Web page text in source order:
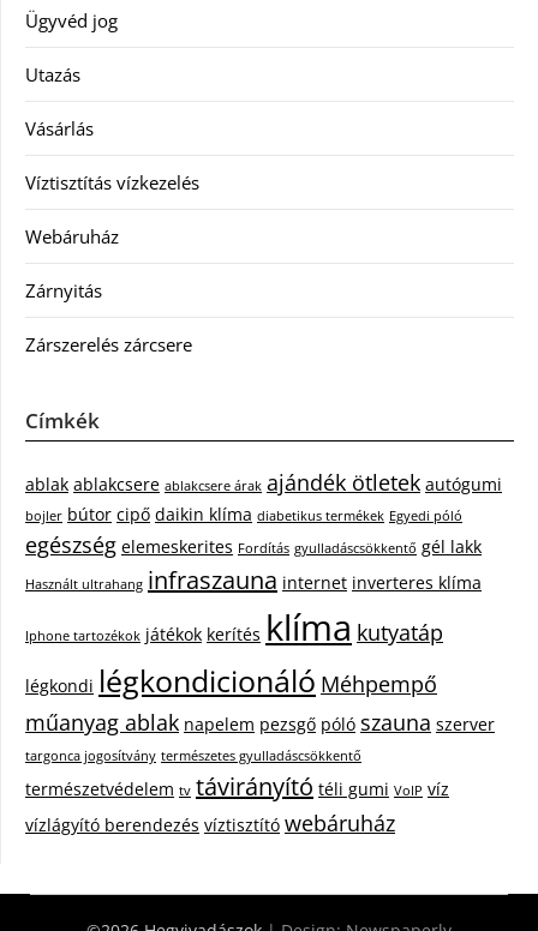
Ügyvéd jog
Utazás
Vásárlás
Víztisztítás vízkezelés
Webáruház
Zárnyitás
Zárszerelés zárcsere
Címkék
ablak ablakcsere ablakcsere árak ajándék ötletek autógumi
bojler bútor cipő daikin klíma diabetikus termékek Egyedi póló
egészség elemeskerites Fordítás gyulladáscsökkentő gél lakk
Használt ultrahang infraszauna internet inverteres klíma
Iphone tartozékok játékok kerítés klíma kutyatáp
légkondi légkondicionáló Méhpempő
műanyag ablak napelem pezsgő póló szauna szerver
targonca jogosítvány természetes gyulladáscsökkentő
természetvédelem tv távirányító téli gumi VoIP víz
vízlágyító berendezés víztisztító webáruház